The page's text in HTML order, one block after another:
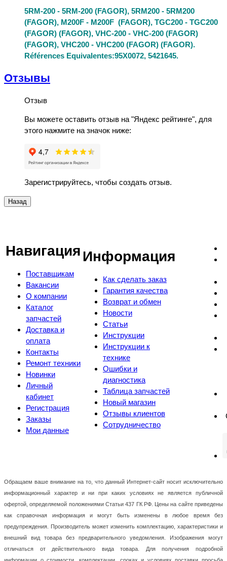
5RM-200 - 5RM-200 (FAGOR), 5RM200 - 5RM200
(FAGOR), M200F - M200F (FAGOR), TGC200 - TGC200
(FAGOR) (FAGOR), VHC-200 - VHC-200 (FAGOR)
(FAGOR), VHC200 - VHC200 (FAGOR) (FAGOR).
Références Equivalentes:95X0072, 5421645.
Отзывы
Отзыв
Вы можете оставить отзыв на "Яндекс рейтинге", для
этого нажмите на значок ниже:
Зарегистрируйтесь, чтобы создать отзыв.
Навигация
Поставщикам
Вакансии
О компании
Каталог
запчастей
Доставка и
оплата
Контакты
Ремонт техники
Новинки
Личный
кабинет
Регистрация
Заказы
Мои данные
Информация
Как сделать заказ
Гарантия качества
Возврат и обмен
Новости
Статьи
Инструкции
Инструкции к
технике
Ошибки и
диагностика
Таблица запчастей
Новый магазин
Отзывы клиентов
Сотрудничество
Обращаем ваше внимание на то, что данный Интернет-сайт носит исключительно
информационный характер и ни при каких условиях не является публичной
офертой, определяемой положениями Статьи 437 ГК РФ. Цены на сайте приведены
как справочная информация и могут быть изменены в любое время без
предупреждения. Производитель может изменить комплектацию, характеристики и
внешний вид товара без предварительного уведомления. Изображения могут
отличаться от действительного вида товара. Для получения подробной